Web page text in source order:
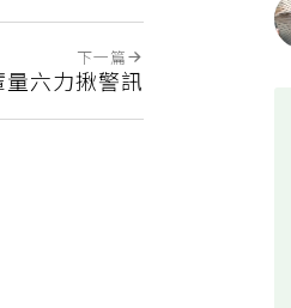
下一篇
六力揪警訊